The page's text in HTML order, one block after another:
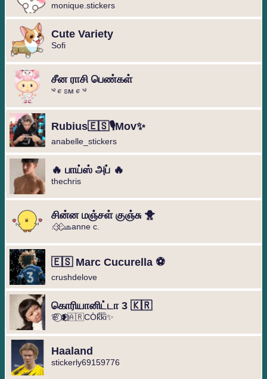
monique.stickers
Cute Variety
Sofi
சீன ராசி பெண்கள்
༄︎︎ᰀຣᴍᰀ︎︎༄
Rubius🇪🇸🎙️Mov✨
anabelle_stickers
🔥 பாய்ஸ் அப் 🔥
thechris
சின்ன மஞ்சள் குஞ்சு 🐥
.։։⃟։։⃟🧢anne c.
🇪🇸 Marc Cucurella ⚽️
crushdelove
கொரியானிட்டா 3 🇰🇷
🌸⃝ ❥⃢⃟🇦🇷COͥkͣkͫi✨
Haaland
stickerly69159776